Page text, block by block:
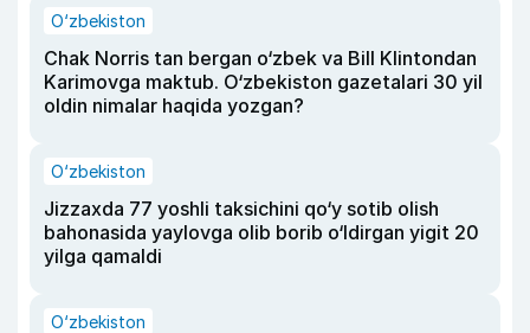
O‘zbekiston
Chak Norris tan bergan o‘zbek va Bill Klintondan
Karimovga maktub. O‘zbekiston gazetalari 30 yil
oldin nimalar haqida yozgan?
O‘zbekiston
Jizzaxda 77 yoshli taksichini qo‘y sotib olish
bahonasida yaylovga olib borib o‘ldirgan yigit 20
yilga qamaldi
O‘zbekiston